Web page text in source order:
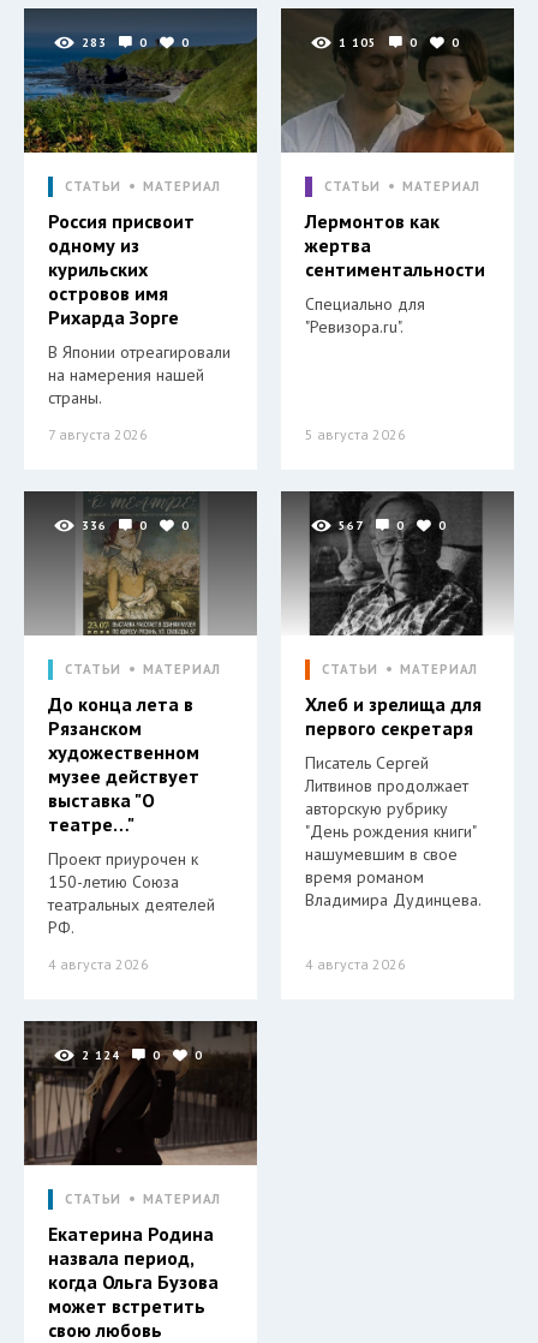
283 0 0
СТАТЬИ МАТЕРИАЛ
Россия присвоит
одному из
курильских
островов имя
Рихарда Зорге
В Японии отреагировали
на намерения нашей
страны.
7 августа 2026
1 105 0 0
СТАТЬИ МАТЕРИАЛ
Лермонтов как
жертва
сентиментальности
Специально для
"Ревизора.ru".
5 августа 2026
336 0 0
СТАТЬИ МАТЕРИАЛ
До конца лета в
Рязанском
художественном
музее действует
выставка "О
театре…"
Проект приурочен к
150-летию Союза
театральных деятелей
РФ.
4 августа 2026
567 0 0
СТАТЬИ МАТЕРИАЛ
Хлеб и зрелища для
первого секретаря
Писатель Сергей
Литвинов продолжает
авторскую рубрику
"День рождения книги"
нашумевшим в свое
время романом
Владимира Дудинцева.
4 августа 2026
2 124 0 0
СТАТЬИ МАТЕРИАЛ
Екатерина Родина
назвала период,
когда Ольга Бузова
может встретить
свою любовь